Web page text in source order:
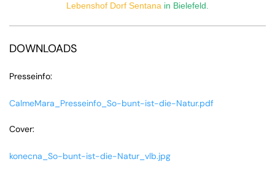
Lebenshof Dorf Sentana in Bielefeld.
DOWNLOADS
Presseinfo:
CalmeMara_Presseinfo_So-bunt-ist-die-Natur.pdf
Cover:
konecna_So-bunt-ist-die-Natur_vlb.jpg